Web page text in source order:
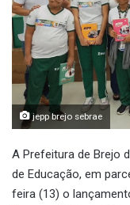
jepp brejo sebrae
A Prefeitura de Brejo
de Educação, em
feira (13) o